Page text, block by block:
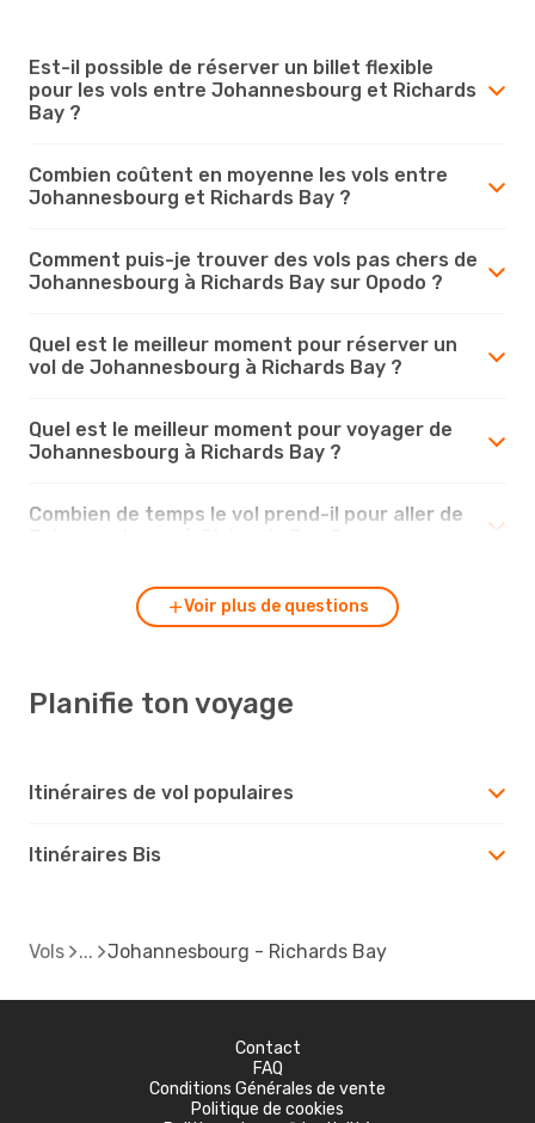
Est-il possible de réserver un billet flexible
pour les vols entre Johannesbourg et Richards
Bay ?
Combien coûtent en moyenne les vols entre
Johannesbourg et Richards Bay ?
Comment puis-je trouver des vols pas chers de
Johannesbourg à Richards Bay sur Opodo ?
Quel est le meilleur moment pour réserver un
vol de Johannesbourg à Richards Bay ?
Quel est le meilleur moment pour voyager de
Johannesbourg à Richards Bay ?
Combien de temps le vol prend-il pour aller de
Voir plus de questions
Planifie ton voyage
Itinéraires de vol populaires
Itinéraires Bis
Vols Johannesbourg - Richards Bay
Contact
FAQ
Conditions Générales de vente
Politique de cookies